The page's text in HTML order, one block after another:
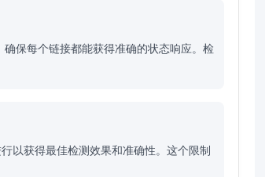
保每个链接都能获得准确的状态响应。检
以获得最佳检测效果和准确性。这个限制